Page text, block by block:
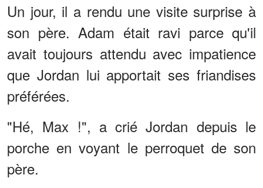
Un jour, il a rendu une visite surprise à
son père. Adam était ravi parce qu'il
avait toujours attendu avec impatience
que Jordan lui apportait ses friandises
préférées.
"Hé, Max !", a crié Jordan depuis le
porche en voyant le perroquet de son
père.